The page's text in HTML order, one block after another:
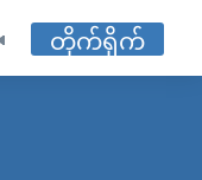
တိုက်ရိုက်